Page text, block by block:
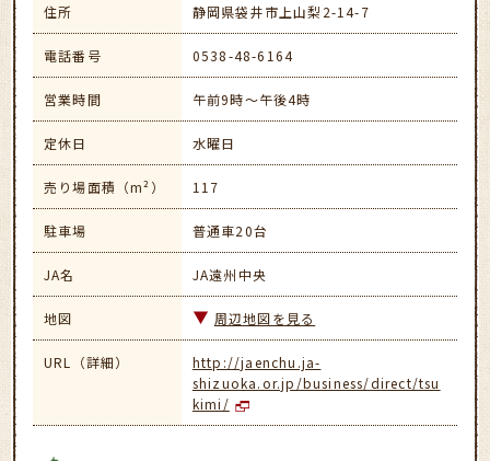
住所 静岡県袋井市上山梨2-14-7
電話番号 0538-48-6164
営業時間 午前9時～午後4時
定休日 水曜日
売り場面積（m²） 117
駐車場 普通車20台
JA名 JA遠州中央
地図 周辺地図を見る
URL（詳細）
http://jaenchu.ja-
shizuoka.or.jp/business/direct/tsu
kimi/